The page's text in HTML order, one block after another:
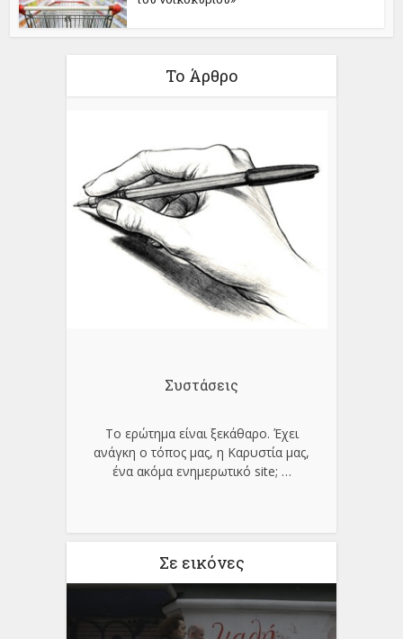
Το Άρθρο
Συστάσεις
Το ερώτημα είναι ξεκάθαρο. Έχει
ανάγκη ο τόπος μας, η Καρυστία μας,
ένα ακόμα ενημερωτικό site; …
Σε εικόνες